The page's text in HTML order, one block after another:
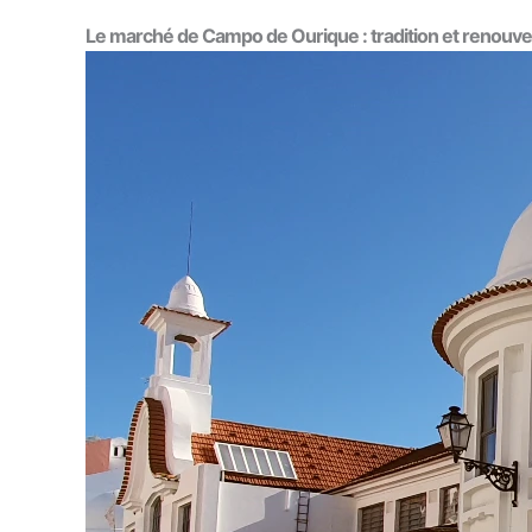
Le marché de Campo de Ourique : tradition et